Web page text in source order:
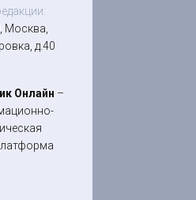
Москва,
д.40
Онлайн –